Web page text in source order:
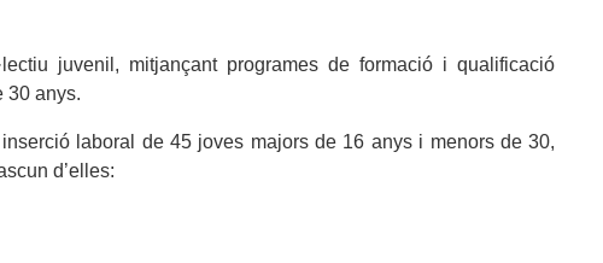
juvenil, mitjançant programes de formació i qualificació
30 anys.
laboral de 45 joves majors de 16 anys i menors de 30,
d’elles: